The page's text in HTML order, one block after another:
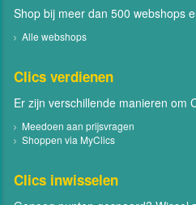
Shop bij meer dan 500 webshops
Alle webshops
Clics verdienen
Er zijn verschillende manieren om
Meedoen aan prijsvragen
Shoppen via MyClics
Clics inwisselen